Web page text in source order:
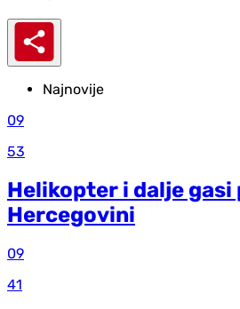
Najnovije
09
53
Helikopter i dalje gasi
Hercegovini
09
41